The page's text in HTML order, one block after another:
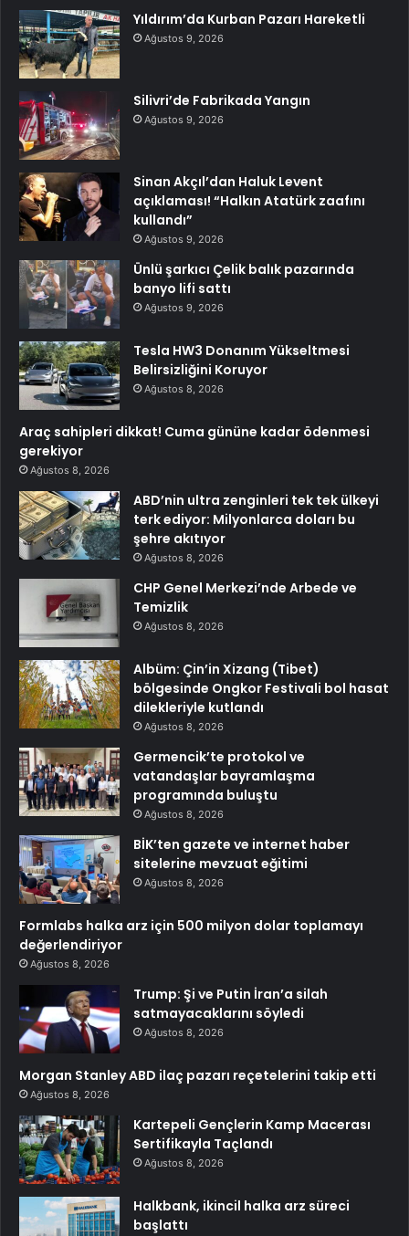
Yıldırım’da Kurban Pazarı Hareketli
Ağustos 9, 2026
Silivri’de Fabrikada Yangın
Ağustos 9, 2026
Sinan Akçıl’dan Haluk Levent
açıklaması! “Halkın Atatürk zaafını
kullandı”
Ağustos 9, 2026
Ünlü şarkıcı Çelik balık pazarında
banyo lifi sattı
Ağustos 9, 2026
Tesla HW3 Donanım Yükseltmesi
Belirsizliğini Koruyor
Ağustos 8, 2026
Araç sahipleri dikkat! Cuma gününe kadar ödenmesi
gerekiyor
Ağustos 8, 2026
ABD’nin ultra zenginleri tek tek ülkeyi
terk ediyor: Milyonlarca doları bu
şehre akıtıyor
Ağustos 8, 2026
CHP Genel Merkezi’nde Arbede ve
Temizlik
Ağustos 8, 2026
Albüm: Çin’in Xizang (Tibet)
bölgesinde Ongkor Festivali bol hasat
dilekleriyle kutlandı
Ağustos 8, 2026
Germencik’te protokol ve
vatandaşlar bayramlaşma
programında buluştu
Ağustos 8, 2026
BİK’ten gazete ve internet haber
sitelerine mevzuat eğitimi
Ağustos 8, 2026
Formlabs halka arz için 500 milyon dolar toplamayı
değerlendiriyor
Ağustos 8, 2026
Trump: Şi ve Putin İran’a silah
satmayacaklarını söyledi
Ağustos 8, 2026
Morgan Stanley ABD ilaç pazarı reçetelerini takip etti
Ağustos 8, 2026
Kartepeli Gençlerin Kamp Macerası
Sertifikayla Taçlandı
Ağustos 8, 2026
Halkbank, ikincil halka arz süreci
başlattı